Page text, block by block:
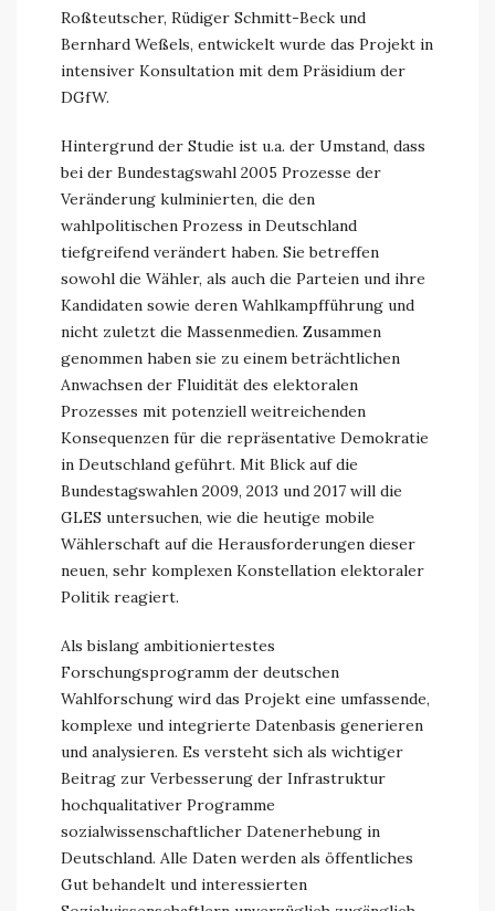
Roßteutscher, Rüdiger Schmitt-Beck und
Bernhard Weßels, entwickelt wurde das Projekt in
intensiver Konsultation mit dem Präsidium der
DGfW.
Hintergrund der Studie ist u.a. der Umstand, dass
bei der Bundestagswahl 2005 Prozesse der
Veränderung kulminierten, die den
wahlpolitischen Prozess in Deutschland
tiefgreifend verändert haben. Sie betreffen
sowohl die Wähler, als auch die Parteien und ihre
Kandidaten sowie deren Wahlkampfführung und
nicht zuletzt die Massenmedien. Zusammen
genommen haben sie zu einem beträchtlichen
Anwachsen der Fluidität des elektoralen
Prozesses mit potenziell weitreichenden
Konsequenzen für die repräsentative Demokratie
in Deutschland geführt. Mit Blick auf die
Bundestagswahlen 2009, 2013 und 2017 will die
GLES untersuchen, wie die heutige mobile
Wählerschaft auf die Herausforderungen dieser
neuen, sehr komplexen Konstellation elektoraler
Politik reagiert.
Als bislang ambitioniertestes
Forschungsprogramm der deutschen
Wahlforschung wird das Projekt eine umfassende,
komplexe und integrierte Datenbasis generieren
und analysieren. Es versteht sich als wichtiger
Beitrag zur Verbesserung der Infrastruktur
hochqualitativer Programme
sozialwissenschaftlicher Datenerhebung in
Deutschland. Alle Daten werden als öffentliches
Gut behandelt und interessierten